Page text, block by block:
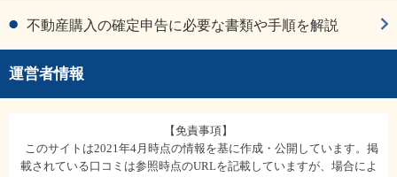
不動産購入の確定申告に必要な書類や手順を解説
運営者情報
【免責事項】
このサイトは2021年4月時点の情報を基に作成・公開しています。掲
載されている口コミは参照時点のURLを記載していますが、場合によ